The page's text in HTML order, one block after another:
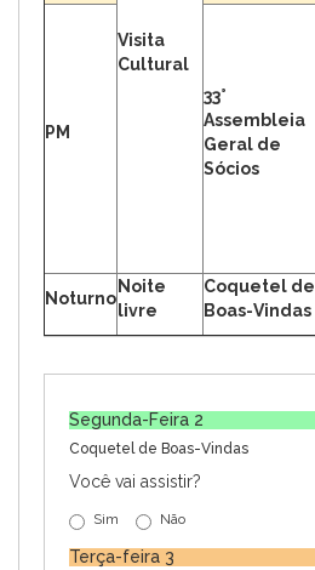
Visita
Cultural
PM
33°
Assembleia
Geral de
Sócios
Noturno
Noite
livre
Coquetel de
Boas-Vindas
Segunda-Feira 2
Coquetel de Boas-Vindas
Você vai assistir?
Sim Não
Terça-feira 3